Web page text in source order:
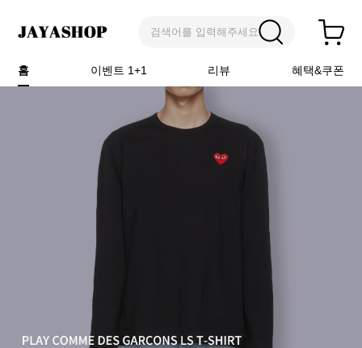
검색어를 입력해주세요
홈 이벤트 1+1 리뷰 혜택&쿠폰